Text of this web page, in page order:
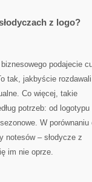
z logo?
podajecie
tak, jakbyście rozdawali
Co więcej, takie
potrzeb: od logotypu
W porównaniu
notesów – słodycze z
im nie oprze.